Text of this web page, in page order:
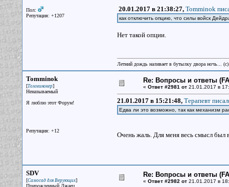
Пол:
Репутация: +1207
20.01.2017 в 21:38:27, Tomminok
как отключить опцию, что силы войск
Нет такой опции.
Летний дождь наливает в бутылку двора ночь...
Tomminok
[Томминокер]
Неназываемый
Я люблю этот Форум!
Репутация: +12
Re: Вопросы и ответы
« Ответ #2981 от21.01.2017 в
21.01.2017 в 15:21:48, Терапевт
Едва ли это возможно, так как механизм
Очень жаль. Для меня весь смысл был
SDV
[Самосад для Верующих]
Прирожденный Джаец
Re: Вопросы и ответы
« Ответ #2982 от21.01.2017 в